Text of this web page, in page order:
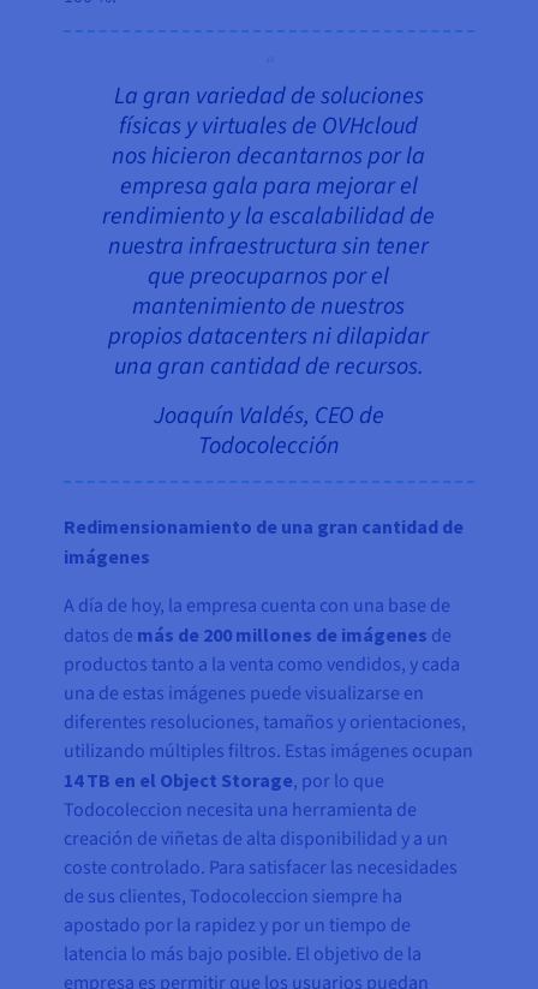
La gran variedad de soluciones
físicas y virtuales de OVHcloud
nos hicieron decantarnos por la
empresa gala para mejorar el
rendimiento y la escalabilidad de
nuestra infraestructura sin tener
que preocuparnos por el
mantenimiento de nuestros
propios datacenters ni dilapidar
una gran cantidad de recursos.
Joaquín Valdés, CEO de
Todocolección
Redimensionamiento de una gran cantidad de
imágenes
A día de hoy, la empresa cuenta con una base de
datos de más de 200 millones de imágenes de
productos tanto a la venta como vendidos, y cada
una de estas imágenes puede visualizarse en
diferentes resoluciones, tamaños y orientaciones,
utilizando múltiples filtros. Estas imágenes ocupan
14 TB en el Object Storage, por lo que
Todocoleccion necesita una herramienta de
creación de viñetas de alta disponibilidad y a un
coste controlado. Para satisfacer las necesidades
de sus clientes, Todocoleccion siempre ha
apostado por la rapidez y por un tiempo de
latencia lo más bajo posible. El objetivo de la
empresa es permitir que los usuarios puedan